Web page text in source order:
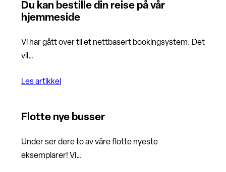
Du kan bestille din reise på vår
hjemmeside
Vi har gått over til et nettbasert bookingsystem. Det
vil…
Les artikkel
Flotte nye busser
Under ser dere to av våre flotte nyeste
eksemplarer! Vi…